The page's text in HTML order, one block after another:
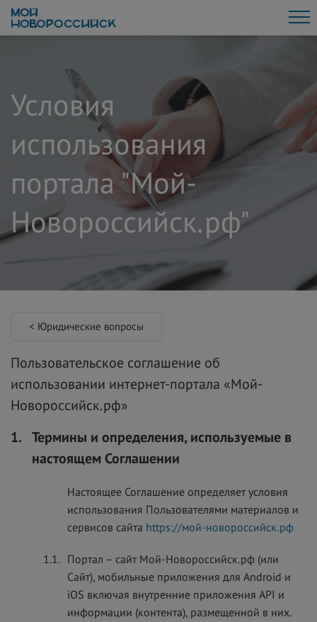
Условия
использования
портала "Мой-
Новороссийск.рф"
< Юридические вопросы
Пользовательское соглашение об
использовании интернет-портала «Мой-
Новороссийск.рф»
1. Термины и определения, используемые в
настоящем Соглашении
Настоящее Соглашение определяет условия
использования Пользователями материалов и
сервисов сайта https://мой-новороссийск.рф
1.1. Портал – сайт Мой-Новороссийск.рф (или
Сайт), мобильные приложения для Android и
iOS включая внутренние приложения API и
информации (контента), размещенной в них.